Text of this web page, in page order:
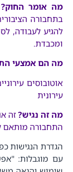
מה אומר החוק?
בתחבורה
להגיע לעבודה,
ומכבדת.
מה הם אמצעי
אוטובוסים
עירונית
מה זה נגיש?זה
התחבורה מותאם
הגדרת הנגישות
עם מוגבלות: